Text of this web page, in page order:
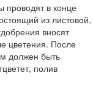
проводят в конце
из листовой,
вносят
цветения. После
должен быть
полив